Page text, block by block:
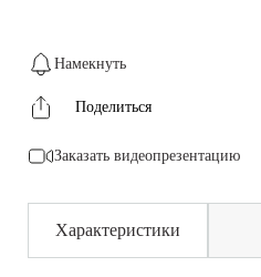
Намекнуть
Поделиться
Заказать видеопрезентацию
Характеристики